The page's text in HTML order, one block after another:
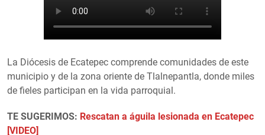
La Diócesis de Ecatepec comprende comunidades de este
municipio y de la zona oriente de Tlalnepantla, donde miles
de fieles participan en la vida parroquial.
TE SUGERIMOS: Rescatan a águila lesionada en Ecatepec
[VIDEO]